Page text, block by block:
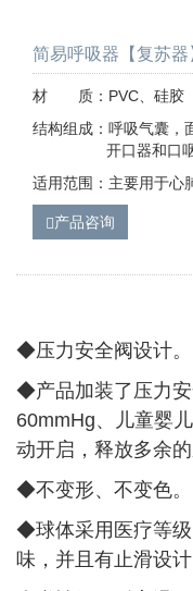
简易呼吸器【复苏器
材 质：PVC、硅胶
结构组成：呼吸气囊，
开口器和口咽
适用范围：主要用于心
产品咨询
◆压力安全阀设计。
◆产品加装了压力
60mmHg、儿童婴
动开启，释放多余
◆不变形、不变色。
◆球体采用医疗等
味，并且有止滑设